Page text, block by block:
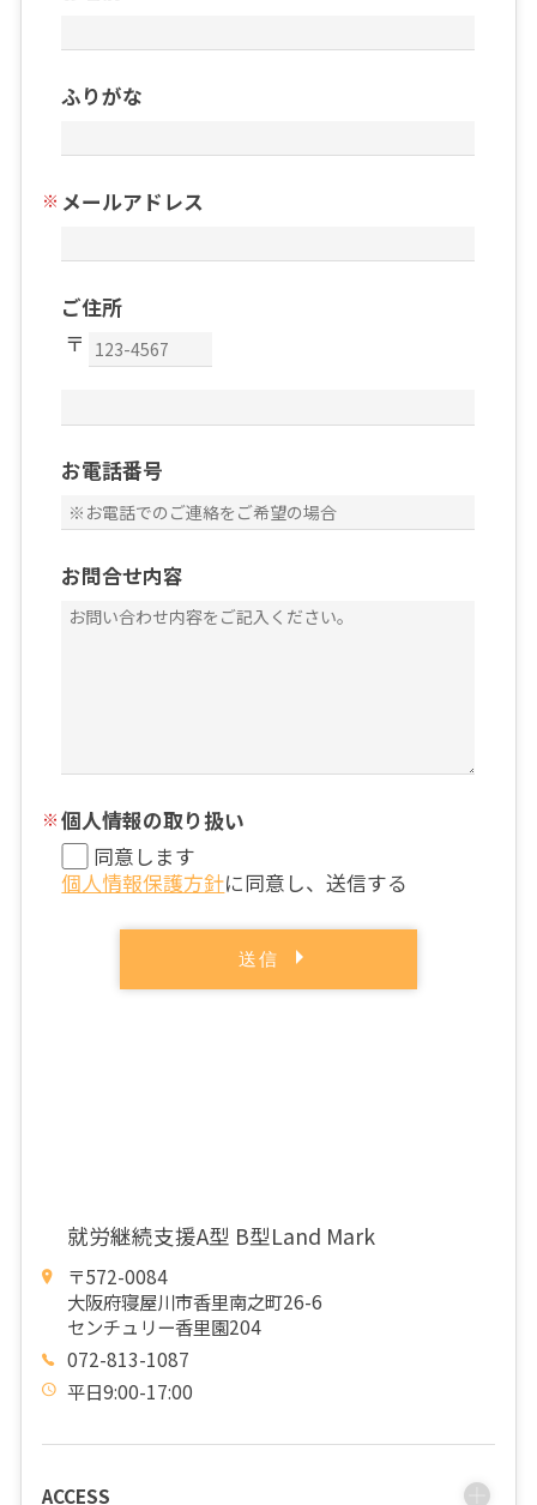
ふりがな
メールアドレス
ご住所
お電話番号
お問合せ内容
個人情報の取り扱い
同意します
個人情報保護方針に同意し、送信する
就労継続支援A型 B型Land Mark
〒572-0084
大阪府寝屋川市香里南之町26-6
センチュリー香里園204
072-813-1087
平日9:00-17:00
ACCESS